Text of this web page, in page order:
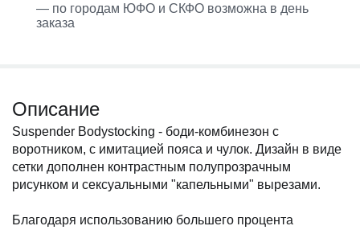
— по городам ЮФО и СКФО возможна в день
заказа
Описание
Suspender Bodystocking - боди-комбинезон с
воротником, с имитацией пояса и чулок. Дизайн в виде
сетки дополнен контрастным полупрозрачным
рисунком и сексуальными "капельными" вырезами.
Благодаря использованию большего процента